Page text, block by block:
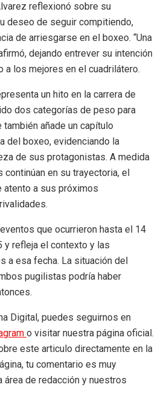
reflexionó sobre su
deseo de seguir compitiendo,
de arriesgarse en el boxeo. “Una
dejando entrever su intención
a los mejores en el cuadrilátero.
un hito en la carrera de
dos categorías de peso para
añade un capítulo
del boxeo, evidenciando la
de sus protagonistas. A medida
en su trayectoria, el
atento a sus próximos
que ocurrieron hasta el 14
refleja el contexto y las
a esa fecha. La situación del
pugilistas podría haber
Digital, puedes seguirnos en
o visitar nuestra página oficial.
este articulo directamente en la
tu comentario es muy
área de redacción y nuestros